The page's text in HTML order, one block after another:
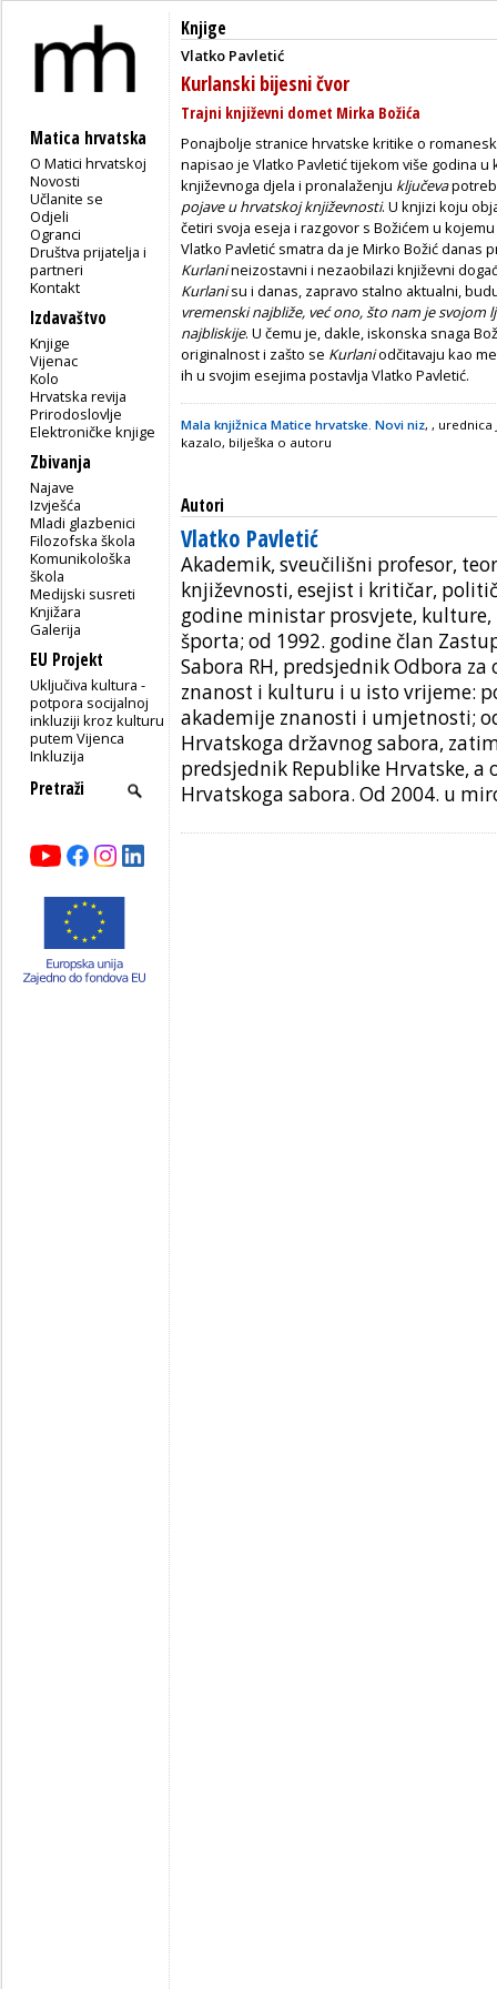
Matica hrvatska
O Matici hrvatskoj
Novosti
Učlanite se
Odjeli
Ogranci
Društva prijatelja i
partneri
Kontakt
Izdavaštvo
Knjige
Vijenac
Kolo
Hrvatska revija
Prirodoslovlje
Elektroničke knjige
Zbivanja
Najave
Izvješća
Mladi glazbenici
Filozofska škola
Komunikološka
škola
Medijski susreti
Knjižara
Galerija
EU Projekt
Uključiva kultura -
potpora socijalnoj
inkluziji kroz kulturu
putem Vijenca
Inkluzija
Knjige
Vlatko Pavletić
Kurlanski bijesni čvor
Trajni književni domet Mirka Božića
Ponajbolje stranice hrvatske kritike o
napisao je Vlatko Pavletić tijekom više godina
književnoga djela i pronalaženju ključeva
pojave u hrvatskoj književnosti. U knjizi koju
četiri svoja eseja i razgovor s Božićem u
Vlatko Pavletić smatra da je Mirko Božić danas
Kurlanineizostavni i nezaobilazi književni
Kurlanisu i danas, zapravo stalno aktualni,
vremenski najbliže, već ono, što nam je
najbliskije. U čemu je, dakle, iskonska snaga
originalnost i zašto se Kurlaniodčitavaju kao
ih u svojim esejima postavlja Vlatko Pavletić.
Mala knjižnica Matice hrvatske. Novi niz, , urednica
kazalo, bilješka o autoru
Autori
Vlatko Pavletić
Akademik, sveučilišni profesor,
književnosti, esejist i kritičar,
godine ministar prosvjete,
športa; od 1992. godine član
Sabora RH, predsjednik Odbora za
znanost i kulturu i u isto vrijeme:
akademije znanosti i umjetnosti;
Hrvatskoga državnog sabora,
predsjednik Republike Hrvatske, a
Hrvatskoga sabora. Od 2004. u